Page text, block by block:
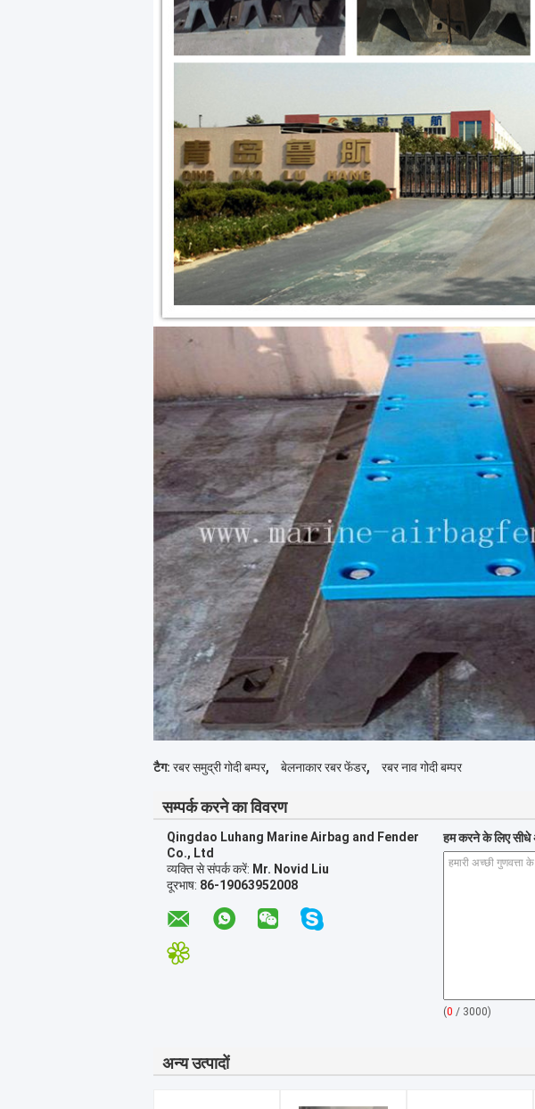
टैग: रबर समुद्री गोदी बम्पर, बेलनाकार रबर फेंडर, रबर नाव गोदी बम्पर
सम्पर्क करने का विवरण
Qingdao Luhang Marine Airbag and Fender
Co., Ltd
व्यक्ति से संपर्क करें: Mr. Novid Liu
दूरभाष: 86-19063952008
हम करने के लिए
(0 / 3000)
अन्य उत्पादों